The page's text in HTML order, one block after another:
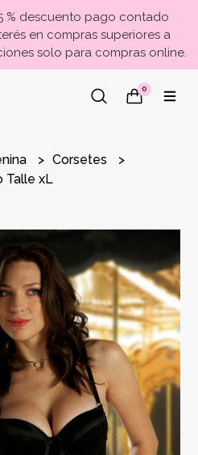
% descuento pago contado
en compras superiores a
solo para compras online.
0
Corsetes
Talle xL